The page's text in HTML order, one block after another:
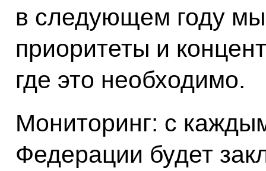
в следующем году
приоритеты и
где это необходимо.
Мониторинг: с
Федерации будет